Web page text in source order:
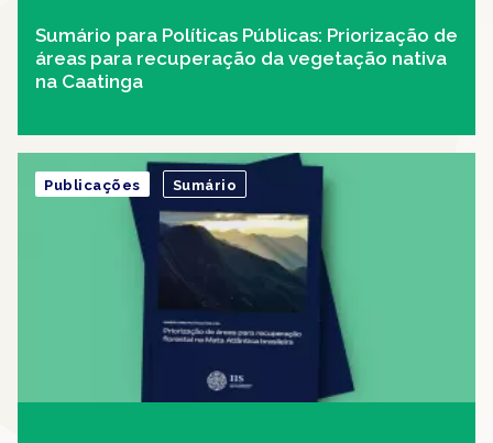
Sumário para Políticas Públicas: Priorização de
áreas para recuperação da vegetação nativa
na Caatinga
Publicações Sumário